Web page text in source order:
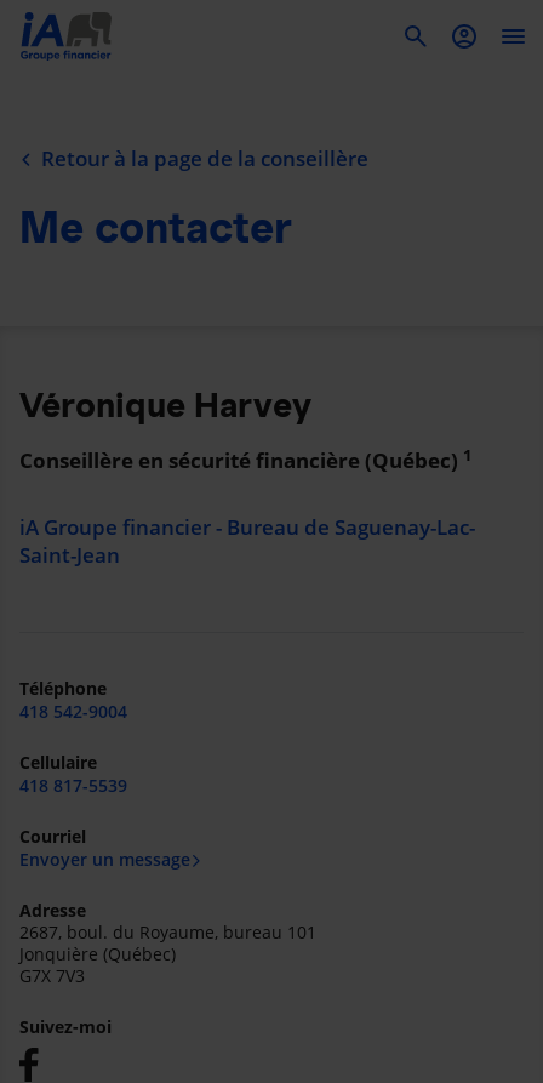
Retour à la page de la conseillère
Me contacter
Véronique Harvey
Conseillère en sécurité financière (Québec) 1
iA Groupe financier - Bureau de Saguenay-Lac-
Saint-Jean
Téléphone
418 542-9004
Cellulaire
418 817-5539
Courriel
Envoyer un message
Adresse
2687, boul. du Royaume, bureau 101
Jonquière (Québec)
G7X 7V3
Suivez-moi